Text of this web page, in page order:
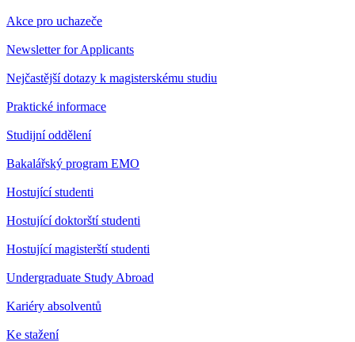
Akce pro uchazeče
Newsletter for Applicants
Nejčastější dotazy k magisterskému studiu
Praktické informace
Studijní oddělení
Bakalářský program EMO
Hostující studenti
Hostující doktorští studenti
Hostující magisterští studenti
Undergraduate Study Abroad
Kariéry absolventů
Ke stažení